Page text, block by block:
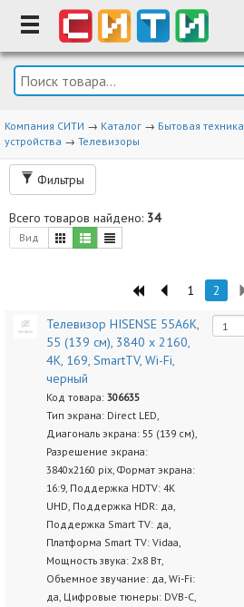
Компания СИТИ → Каталог → Бытовая техника
устройства → Телевизоры
Фильтры
Всего товаров найдено: 34
Вид
1 2
Телевизор HISENSE 55A6K,
55 (139 см), 3840 x 2160,
4K, 169, SmartTV, Wi-Fi,
черный
Код товара: 306635
Тип экрана: Direct LED,
Диагональ экрана: 55 (139 см),
Разрешение экрана:
3840х2160 pix, Формат экрана:
16:9, Поддержка HDTV: 4K
UHD, Поддержка HDR: да,
Поддержка Smart TV: да,
Платформа Smart TV: Vidaa,
Мощность звука: 2х8 Вт,
Объемное звучание: да, Wi-Fi:
да, Цифровые тюнеры: DVB-C,